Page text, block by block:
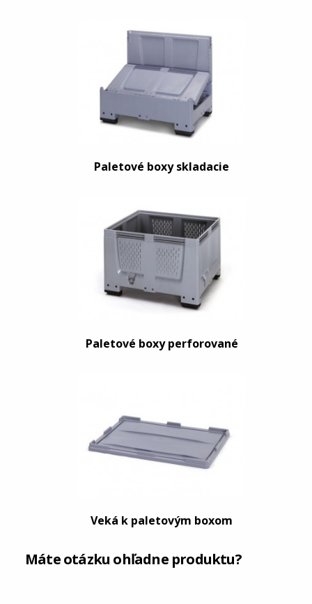
Paletové boxy skladacie
Paletové boxy perforované
Veká k paletovým boxom
Máte otázku ohľadne produktu?